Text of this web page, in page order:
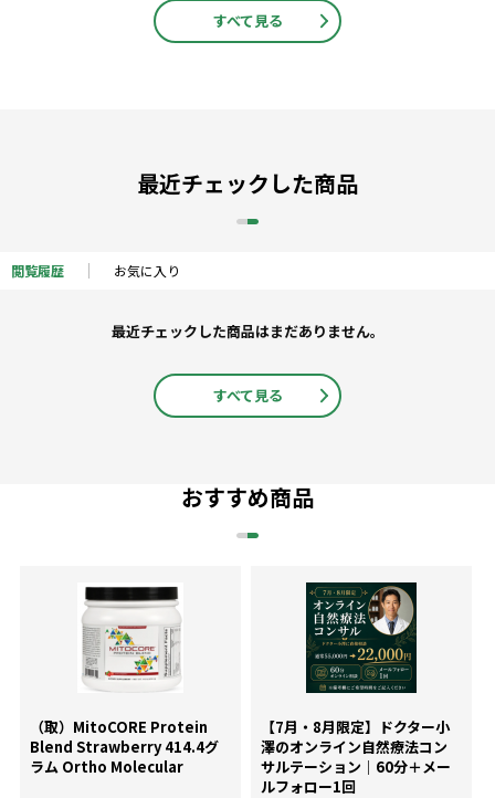
すべて見る
最近チェックした商品
閲覧履歴 お気に入り
最近チェックした商品はまだありません。
すべて見る
おすすめ商品
（取）MitoCORE Protein
Blend Strawberry 414.4グ
ラム Ortho Molecular
【7月・8月限定】ドクター小
澤のオンライン自然療法コン
サルテーション｜60分＋メー
ルフォロー1回